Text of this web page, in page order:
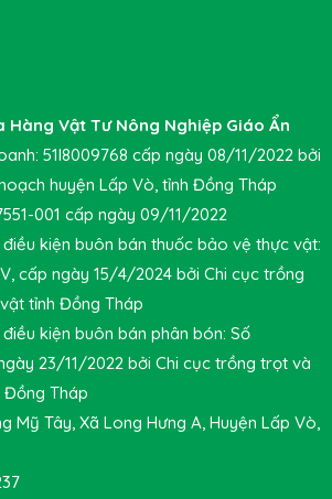
Hàng Vật Tư Nông Nghiệp Giáo Ẩn
51I8009768 cấp ngày 08/11/2022 bởi
huyện Lấp Vò, tỉnh Đồng Tháp
001 cấp ngày 09/11/2022
kiện buôn bán thuốc bảo vệ thực vật:
cấp ngày 15/4/2024 bởi Chi cục trồng
tỉnh Đồng Tháp
kiện buôn bán phân bón: Số
23/11/2022 bởi Chi cục trồng trọt và
Tháp
Mỹ Tây, Xã Long Hưng A, Huyện Lấp Vò,